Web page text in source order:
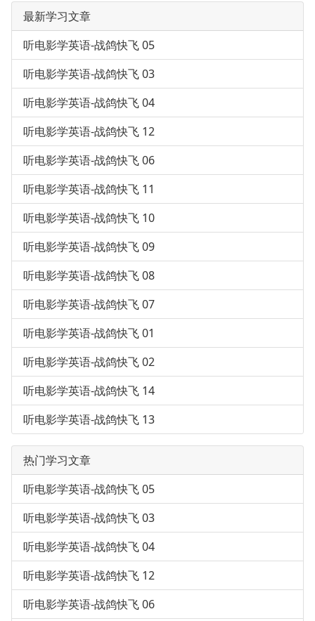
最新学习文章
听电影学英语-战鸽快飞 05
听电影学英语-战鸽快飞 03
听电影学英语-战鸽快飞 04
听电影学英语-战鸽快飞 12
听电影学英语-战鸽快飞 06
听电影学英语-战鸽快飞 11
听电影学英语-战鸽快飞 10
听电影学英语-战鸽快飞 09
听电影学英语-战鸽快飞 08
听电影学英语-战鸽快飞 07
听电影学英语-战鸽快飞 01
听电影学英语-战鸽快飞 02
听电影学英语-战鸽快飞 14
听电影学英语-战鸽快飞 13
热门学习文章
听电影学英语-战鸽快飞 05
听电影学英语-战鸽快飞 03
听电影学英语-战鸽快飞 04
听电影学英语-战鸽快飞 12
听电影学英语-战鸽快飞 06